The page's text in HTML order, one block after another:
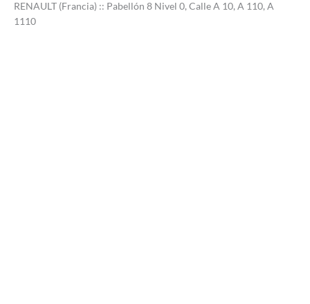
RENAULT (Francia) :: Pabellón 8 Nivel 0, Calle A 10, A 110, A
1110